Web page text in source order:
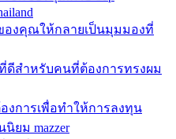
งคุณให้กลายเป็นมุมมองที่
ดีสำหรับคนที่ต้องการทรงผม
งการเพื่อทำให้การลงทุน
ยม mazzer